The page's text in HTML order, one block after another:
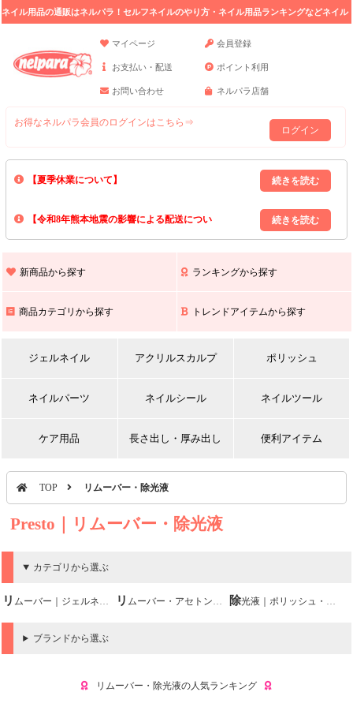
ネイル用品の通販はネルパラ！セルフネイルのやり方・ネイル用品ランキングなどネイル
マイページ
会員登録
お支払い・配送 ポイント利用
お問い合わせ ネルパラ店舗
お得なネルパラ会員のログインはこちら⇒
ログイン
【夏季休業について】
8/13(木)～8/16(日)の間｢出荷業務・お問い合わせ業務｣はお休みいたしま
上記期間中のご注文・お問い合わせは8/17(月)以降の対応となりますので
【令和8年熊本地震の影響による配送につい
また､ 九州全域でお荷物のお届けに遅延が生じております｡
新商品から探す ランキングから探す
商品カテゴリから探す トレンドアイテムから探す
ジェルネイル アクリルスカルプ ポリッシュ
ネイルパーツ ネイルシール ネイルツール
ケア用品 長さ出し・厚み出し 便利アイテム
TOP リムーバー・除光液
Presto｜リムーバー・除光液
カテゴリから選ぶ
リムーバー｜ジェルネイル用 リムーバー・アセトン｜アクリルスカルプ用 除光液｜ポリッシュ・マニキュア用
ブランドから選ぶ
リムーバー・除光液の人気ランキング